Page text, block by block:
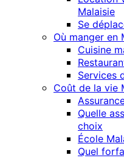
Malaisie
Se
Où manger en
Cuisine
Services
Coût de la vie
Quelle
choix
École
Quel